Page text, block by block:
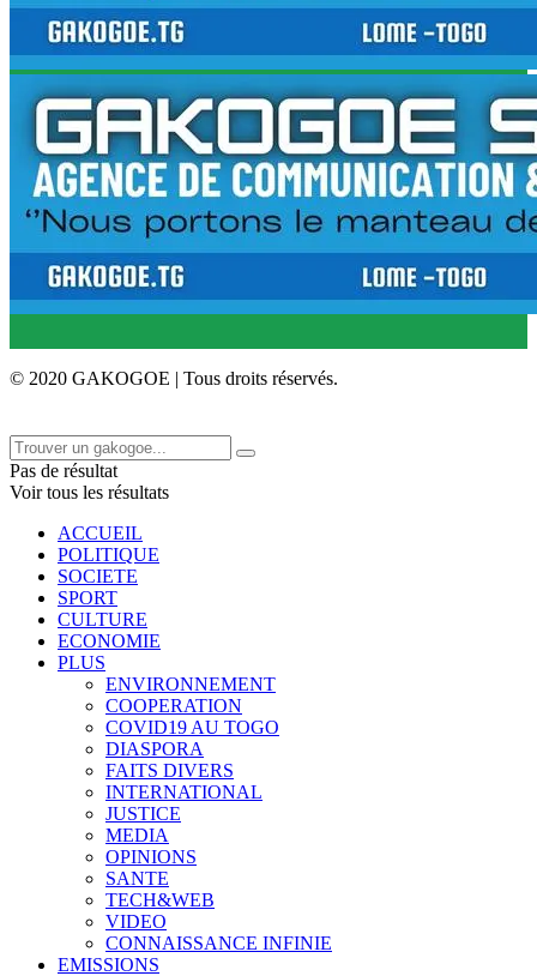
© 2020 GAKOGOE | Tous droits réservés.
Pas de résultat
Voir tous les résultats
ACCUEIL
POLITIQUE
SOCIETE
SPORT
CULTURE
ECONOMIE
PLUS
ENVIRONNEMENT
COOPERATION
COVID19 AU TOGO
DIASPORA
FAITS DIVERS
INTERNATIONAL
JUSTICE
MEDIA
OPINIONS
SANTE
TECH&WEB
VIDEO
CONNAISSANCE INFINIE
EMISSIONS